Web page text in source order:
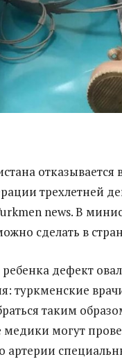
отказывается
трехлетней
news. В
сделать в
дефект
туркменские
таким
медики могут
артерии